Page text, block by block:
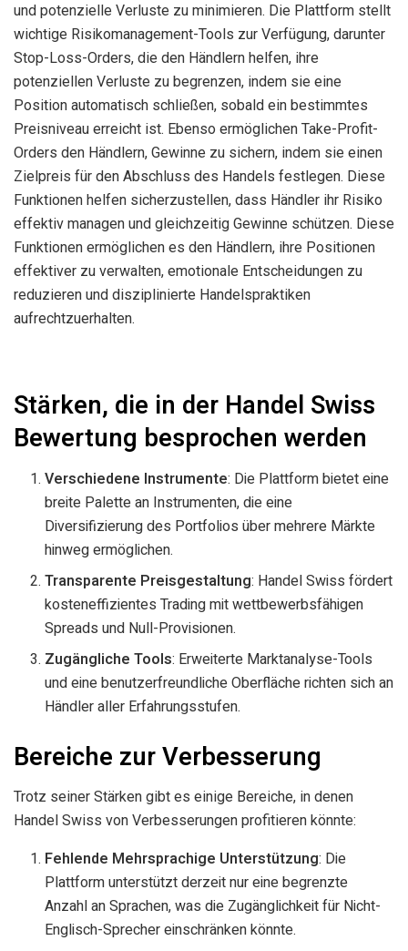
und potenzielle Verluste zu minimieren. Die Plattform stellt
wichtige Risikomanagement-Tools zur Verfügung, darunter
Stop-Loss-Orders, die den Händlern helfen, ihre
potenziellen Verluste zu begrenzen, indem sie eine
Position automatisch schließen, sobald ein bestimmtes
Preisniveau erreicht ist. Ebenso ermöglichen Take-Profit-
Orders den Händlern, Gewinne zu sichern, indem sie einen
Zielpreis für den Abschluss des Handels festlegen. Diese
Funktionen helfen sicherzustellen, dass Händler ihr Risiko
effektiv managen und gleichzeitig Gewinne schützen. Diese
Funktionen ermöglichen es den Händlern, ihre Positionen
effektiver zu verwalten, emotionale Entscheidungen zu
reduzieren und disziplinierte Handelspraktiken
aufrechtzuerhalten.
Stärken, die in der Handel Swiss
Bewertung besprochen werden
Verschiedene Instrumente: Die Plattform bietet eine
breite Palette an Instrumenten, die eine
Diversifizierung des Portfolios über mehrere Märkte
hinweg ermöglichen.
Transparente Preisgestaltung: Handel Swiss fördert
kosteneffizientes Trading mit wettbewerbsfähigen
Spreads und Null-Provisionen.
Zugängliche Tools: Erweiterte Marktanalyse-Tools
und eine benutzerfreundliche Oberfläche richten sich an
Händler aller Erfahrungsstufen.
Bereiche zur Verbesserung
Trotz seiner Stärken gibt es einige Bereiche, in denen
Handel Swiss von Verbesserungen profitieren könnte:
Fehlende Mehrsprachige Unterstützung: Die
Plattform unterstützt derzeit nur eine begrenzte
Anzahl an Sprachen, was die Zugänglichkeit für Nicht-
Englisch-Sprecher einschränken könnte.